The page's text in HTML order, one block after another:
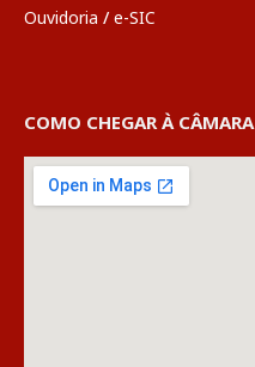
Ouvidoria / e-SIC
COMO CHEGAR À CÂMARA